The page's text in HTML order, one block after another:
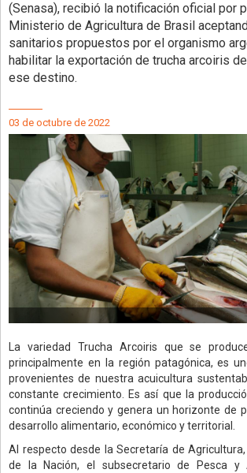
(Senasa), recibió la notificación oficial por
Ministerio de Agricultura de Brasil
sanitarios propuestos por el organismo
habilitar la exportación de trucha arcoiris
ese destino.
03 de octubre de 2022
La variedad Trucha Arcoiris que se
principalmente en la región patagónica, es
provenientes de nuestra acuicultura
constante crecimiento. Es así que la
continúa creciendo y genera un horizonte de
desarrollo alimentario, económico y territorial.
Al respecto desde la Secretaría de
de la Nación, el subsecretario de Pesca y